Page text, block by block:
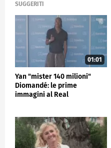
SUGGERITI
01:01
Yan "mister 140 milioni"
Diomandé: le prime
immagini al Real